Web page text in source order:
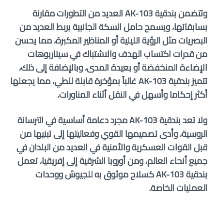
وتتضمن بندقية AK-103 العديد من التطورات مقارنة
بسابقاتها، ويسمح حامل السكة الجانبية بربط العديد من
البصريات مثل الرؤية الليلية أو المناظير المكبرة، مما يحسن
من قدرات اكتساب الهدف والاشتباك في سيناريوهات
الإضاءة المنخفضة أو بعيدة المدى، وبالإضافة إلى ذلك،
تتميز بندقية AK-103 غالباً بمؤخرة قابلة للطي، مما يجعلها
أكثر إحكاما وأسهل في النقل أثناء المناورات.
ولا تعد بندقية AK-103 مجرد دعامة أساسية في الترسانة
الروسية، وأدى تصميمها القوي وفعاليتها إلى تبنيها من
قبل القوات العسكرية والأمنية في العديد من البلدان في
جميع أنحاء العالم، ومن أوروبا الشرقية إلى إفريقيا، تعمل
بندقية AK-103 كسلاح موثوق به للجيوش ووحدات
العمليات الخاصة.